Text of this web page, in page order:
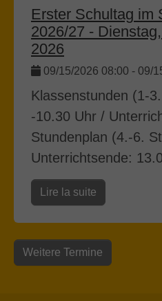
Erster Schultag im
2026/27 -
2026
09/15/2026 08:00 - 09/
Klassenstunden (1-
-10.30 Uhr /
Stundenplan (4.-6.
Unterrichtsende:
Lire la suite
Weitere Termine